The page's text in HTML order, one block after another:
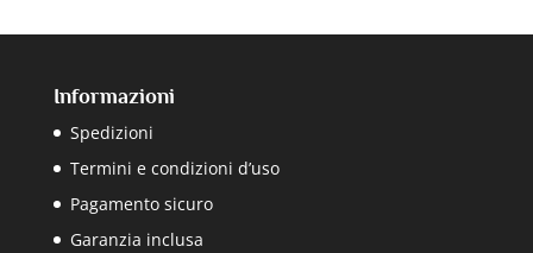
Informazioni
Spedizioni
Termini e condizioni d’uso
Pagamento sicuro
Garanzia inclusa